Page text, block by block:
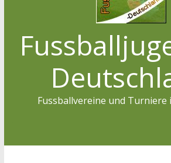
Fussballvereine und Turniere